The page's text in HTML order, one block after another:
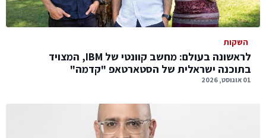
השקות
לראשונה בעולם: מחשב קוונטי של IBM, המצויד
בתוכנה ישראלית של הסטארטאפ "קדמה"
01 אוגוסט, 2026